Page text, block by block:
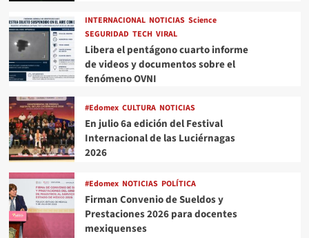
INTERNACIONAL NOTICIAS Science
SEGURIDAD TECH VIRAL
Libera el pentágono cuarto informe
de videos y documentos sobre el
fenómeno OVNI
#Edomex CULTURA NOTICIAS
En julio 6a edición del Festival
Internacional de las Luciérnagas
2026
#Edomex NOTICIAS POLÍTICA
Firman Convenio de Sueldos y
Prestaciones 2026 para docentes
mexiquenses